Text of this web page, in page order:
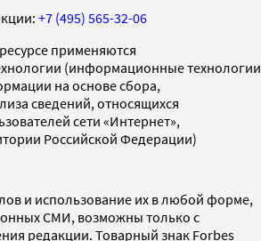
+7 (495) 565-32-06
применяются
(информационные технологии
на основе сбора,
сведений, относящихся
сети «Интернет»,
Российской Федерации)
и использование их в любой форме,
СМИ, возможны только с
редакции. Товарный знак Forbes